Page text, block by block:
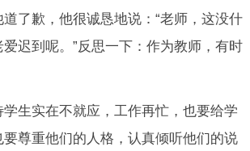
了歉，他很诚恳地说：“老师，这没什
迟到呢。”反思一下：作为教师，有时
学生实在不就应，工作再忙，也要给学
尊重他们的人格，认真倾听他们的说